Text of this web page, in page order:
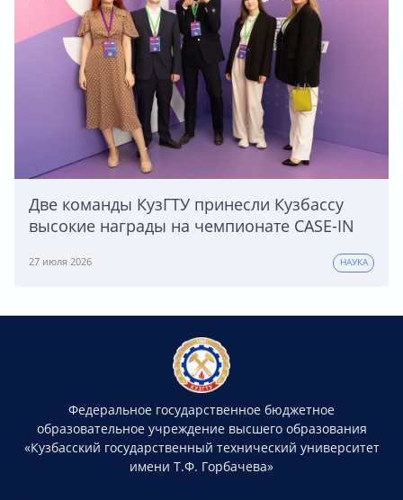
Две команды КузГТУ принесли Кузбассу
высокие награды на чемпионате CASE-IN
27 июля 2026 НАУКА
Федеральное государственное бюджетное
образовательное учреждение высшего образования
«Кузбасский государственный технический университет
имени Т.Ф. Горбачева»